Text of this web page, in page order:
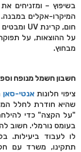
בשיפוץ – ומזניחים
המיקרו-אקלים במבנה.
חום, קרינתUVומבטים
על ההוצאות, על
מבחוץ.
חשבון חשמל מנופח
ציפוי חלונותאנטי-סאן
שהיא חודרת לחלל
"על הקצה" כדי
בעומס נורמלי. חשוב
לו לעבוד ביעילות.
תתקינו, משרד עם